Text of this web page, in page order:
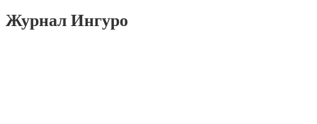
Журнал Ингуро